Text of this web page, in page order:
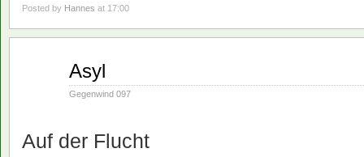
Posted by Hannes at 17:00
Asyl
Gegenwind 097
Auf der Flucht